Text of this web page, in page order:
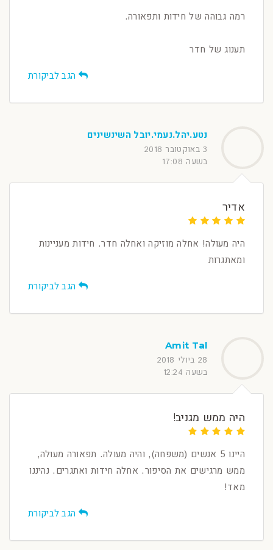
רמה גבוהה של חידות ותפאורה.
תענוג של חדר
הגב לביקורת
נטע.יהל.נעמי.יובל השינשינים
3 באוקטובר 2018
בשעה 17:08
אדיר
היה מעולה! אחלה מוזיקה ואחלה חדר. חידות מעניינות
ומאתגרות
הגב לביקורת
Amit Tal
28 ביולי 2018
בשעה 12:24
היה ממש מגניב!
היינו 5 אנשים (משפחה), והיה מעולה. תפאורה מעולה,
ממש מרגישים את הסיפור. אחלה חידות ואתגרים. נהיננו
מאד!
הגב לביקורת